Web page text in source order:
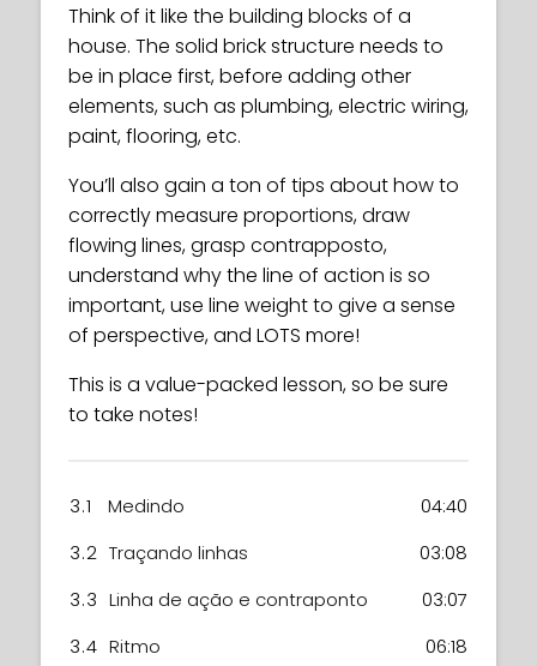
Think of it like the building blocks of a
house. The solid brick structure needs to
be in place first, before adding other
elements, such as plumbing, electric wiring,
paint, flooring, etc.
You’ll also gain a ton of tips about how to
correctly measure proportions, draw
flowing lines, grasp contrapposto,
understand why the line of action is so
important, use line weight to give a sense
of perspective, and LOTS more!
This is a value-packed lesson, so be sure
to take notes!
3.1 Medindo
04:40
3.2 Traçando linhas
03:08
3.3 Linha de ação e contraponto
03:07
3.4 Ritmo 06:18